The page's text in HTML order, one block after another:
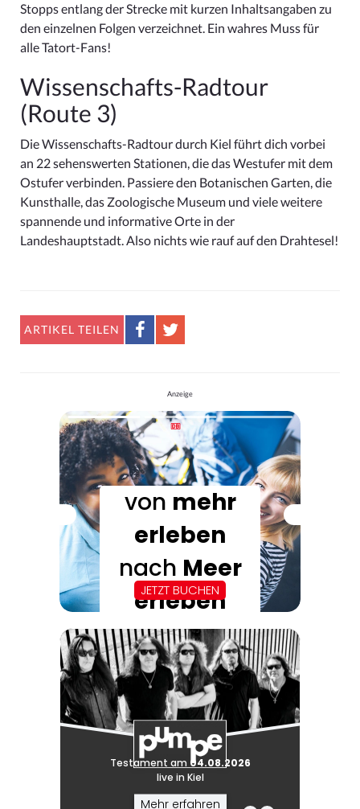
Stopps entlang der Strecke mit kurzen Inhaltsangaben zu
den einzelnen Folgen verzeichnet. Ein wahres Muss für
alle Tatort-Fans!
Wissenschafts-Radtour
(Route 3)
Die Wissenschafts-Radtour durch Kiel führt dich vorbei
an 22 sehenswerten Stationen, die das Westufer mit dem
Ostufer verbinden. Passiere den Botanischen Garten, die
Kunsthalle, das Zoologische Museum und viele weitere
spannende und informative Orte in der
Landeshauptstadt. Also nichts wie rauf auf den Drahtesel!
ARTIKEL TEILEN
Anzeige